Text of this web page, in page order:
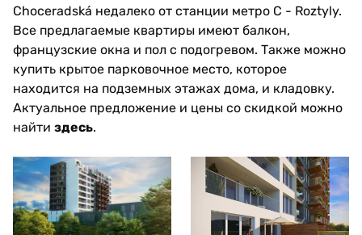
Choceradská недалеко от станции метро C - Roztyly.
Все предлагаемые квартиры имеют балкон,
французские окна и пол с подогревом. Также можно
купить крытое парковочное место, которое
находится на подземных этажах дома, и кладовку.
Актуальное предложение и цены со скидкой можно
найти здесь.